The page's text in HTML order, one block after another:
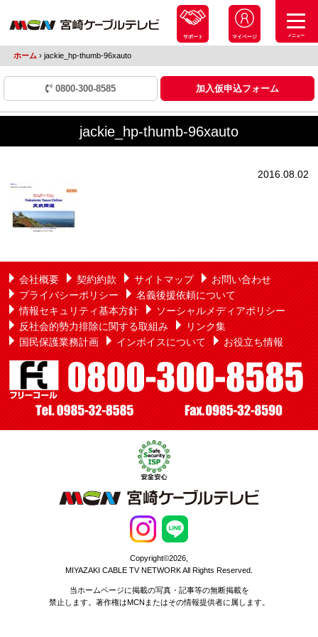
サポート マイページ メニュー
ホーム ›jackie_hp-thumb-96xauto
0800-300-8585 加入仮申込フォーム
jackie_hp-thumb-96xauto
2016.08.02
会社概要 契約約款 サイトマップ
お問い合わせ
プライバシーポリシー
名義後援依頼について
情報セキュリティ基本方針
ソーシャルメディアポリシー
反社会的勢力排除に関する取組み
リンク集
国民保護業務計画
インボイスについて お役立ち情報
Copyright©2026,
MIYAZAKI CABLE TV NETWORK All Rights Reserved.
当ホームページに掲載の写真・記事等の無断掲載を
禁止します。著作権はMCNまたはその情報提供者に属します。